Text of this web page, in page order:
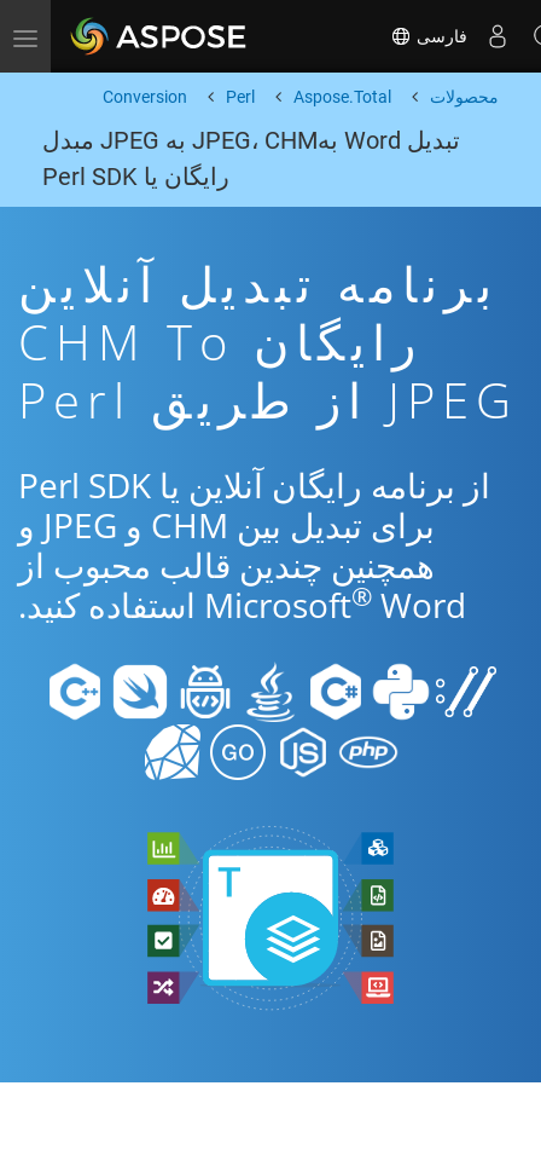
Toggle navigation فارسی
محصولات Aspose.Total
Perl
Conversion
تبدیل Word بهJPEG، CHM به JPEG مبدل
رایگان یا Perl SDK
برنامه تبدیل آنلاین
رایگان CHM To
JPEG از طریق Perl
از برنامه رایگان آنلاین یا Perl SDK
برای تبدیل بین CHM و JPEG و
همچنین چندین قالب محبوب از
Microsoft® Word استفاده کنید.